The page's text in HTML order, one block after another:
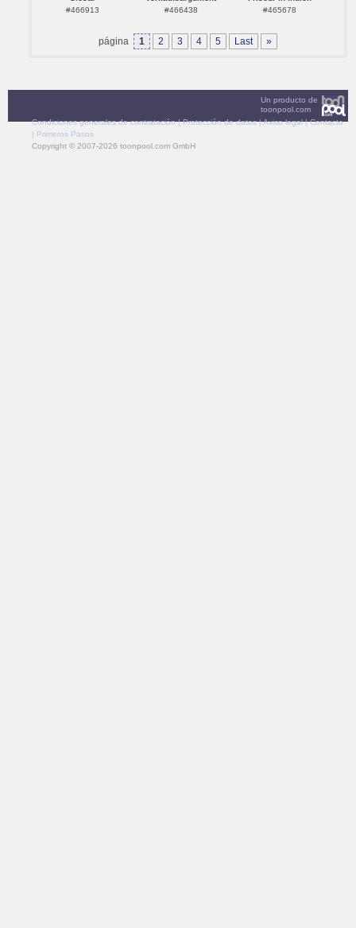
#466913
#466438
#465678
página 1 2 3 4 5 Last »
Un producto de
toonpool.com
Condiciones generales de contratación|Protección de datos|Aviso legal|Contacto
| Primeros Pasos
Copyright © 2007-2026 toonpool.com GmbH